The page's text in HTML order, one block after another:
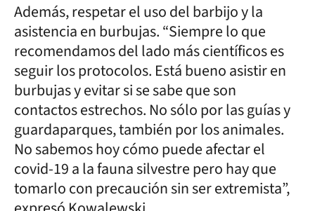
Además, respetar el uso del barbijo y la
asistencia en burbujas. “Siempre lo que
recomendamos del lado más científicos es
seguir los protocolos. Está bueno asistir en
burbujas y evitar si se sabe que son
contactos estrechos. No sólo por las guías y
guardaparques, también por los animales.
No sabemos hoy cómo puede afectar el
covid-19 a la fauna silvestre pero hay que
tomarlo con precaución sin ser extremista”,